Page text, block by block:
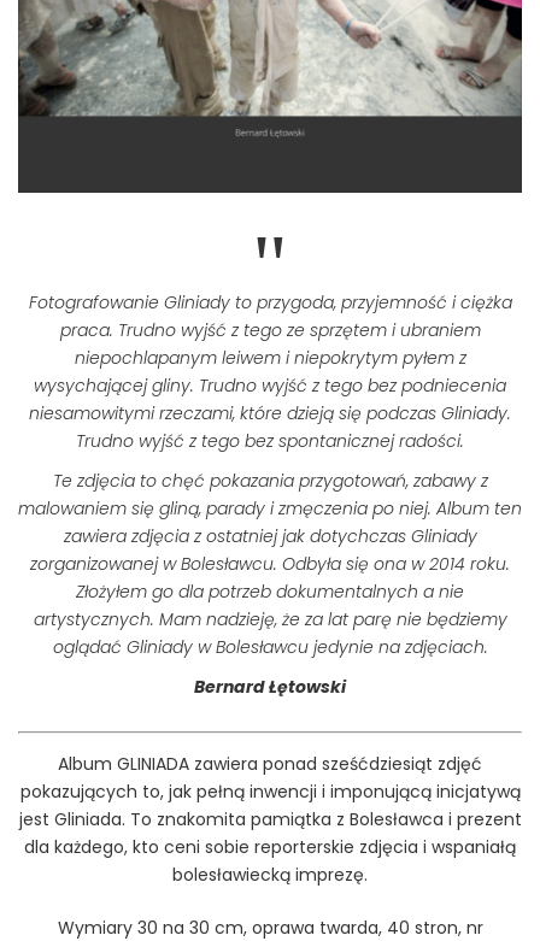
Fotografowanie Gliniady to przygoda, przyjemność i ciężka
praca. Trudno wyjść z tego ze sprzętem i ubraniem
niepochlapanym leiwem i niepokrytym pyłem z
wysychającej gliny. Trudno wyjść z tego bez podniecenia
niesamowitymi rzeczami, które dzieją się podczas Gliniady.
Trudno wyjść z tego bez spontanicznej radości.
Te zdjęcia to chęć pokazania przygotowań, zabawy z
malowaniem się gliną, parady i zmęczenia po niej. Album ten
zawiera zdjęcia z ostatniej jak dotychczas Gliniady
zorganizowanej w Bolesławcu. Odbyła się ona w 2014 roku.
Złożyłem go dla potrzeb dokumentalnych a nie
artystycznych. Mam nadzieję, że za lat parę nie będziemy
oglądać Gliniady w Bolesławcu jedynie na zdjęciach.
Bernard Łętowski
Album GLINIADA zawiera ponad sześćdziesiąt zdjęć
pokazujących to, jak pełną inwencji i imponującą inicjatywą
jest Gliniada. To znakomita pamiątka z Bolesławca i prezent
dla każdego, kto ceni sobie reporterskie zdjęcia i wspaniałą
bolesławiecką imprezę.
Wymiary 30 na 30 cm, oprawa twarda, 40 stron, nr